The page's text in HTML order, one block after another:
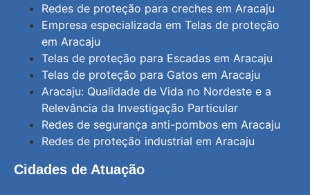
Redes de proteção para creches em Aracaju
Empresa especializada em Telas de proteção
em Aracaju
Telas de proteção para Escadas em Aracaju
Telas de proteção para Gatos em Aracaju
Aracaju: Qualidade de Vida no Nordeste e a
Relevância da Investigação Particular
Redes de segurança anti-pombos em Aracaju
Redes de proteção industrial em Aracaju
Cidades de Atuação